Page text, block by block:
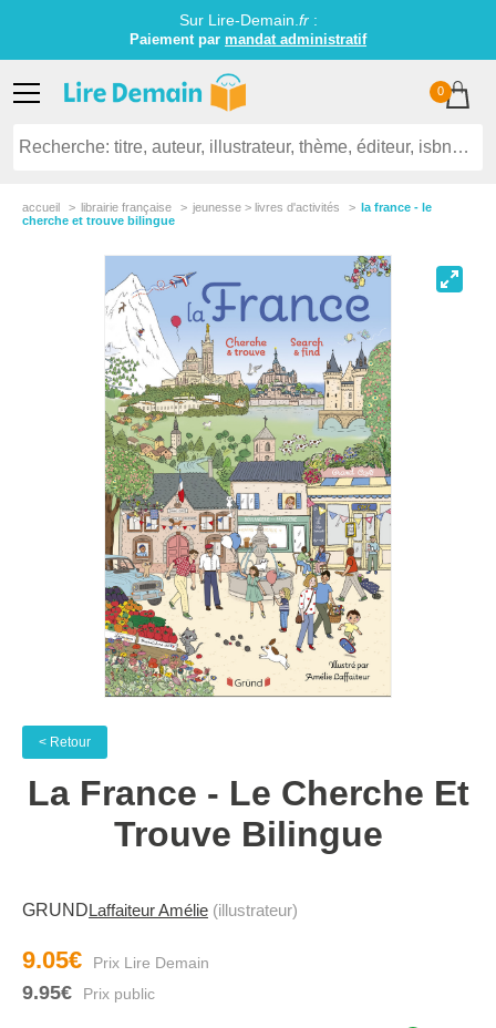
Sur Lire-Demain. fr:
Paiement par mandat administratif
0
accueil librairie française jeunesse > livres d'activités
la france - le
cherche et trouve bilingue
< Retour
La France - Le Cherche Et
Trouve Bilingue
GRUNDLaffaiteur Amélie (illustrateur)
9.05€
9.95€